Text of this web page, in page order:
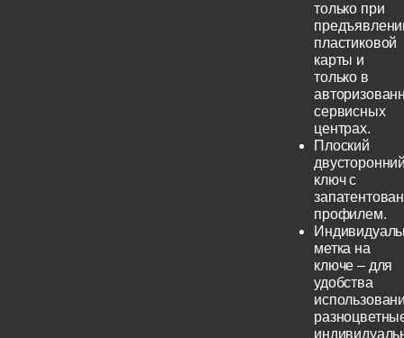
только при
пластиковой
карты и
только в
сервисных
центрах.
Плоский
ключ с
профилем.
метка на
ключе – для
удобства